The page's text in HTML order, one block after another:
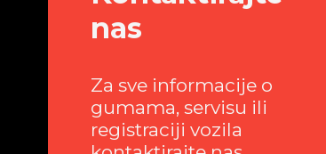
nas
Za sve informacije o
gumama, servisu ili
registraciji vozila